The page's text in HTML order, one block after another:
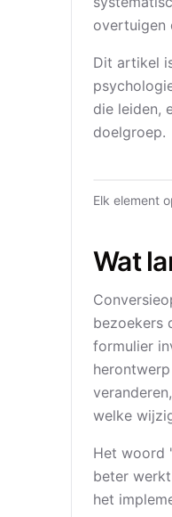
overtuigen
Dit artikel
die leiden,
doelgroep.
Elk element
Wat
bezoekers
formulier
welke
Het woord
beter
het